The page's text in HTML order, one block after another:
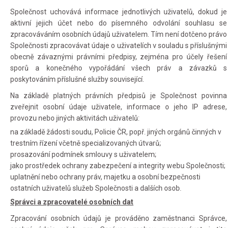
Společnost uchovává informace jednotlivých uživatelů, dokud je
aktivní jejich účet nebo do písemného odvolání souhlasu se
zpracováváním osobních údajů uživatelem. Tím není dotčeno právo
Společnosti zpracovávat údaje o uživatelích v souladu s příslušnými
obecně závaznými právními předpisy, zejména pro účely řešení
sporů a konečného vypořádání všech práv a závazků s
poskytováním příslušné služby související.
Na základě platných právních předpisů je Společnost povinna
zveřejnit osobní údaje uživatele, informace o jeho IP adrese,
provozu nebo jiných aktivitách uživatelů:
na základě žádosti soudu, Policie ČR, popř. jiných orgánů činných v
trestním řízení včetně specializovaných útvarů;
prosazování podmínek smlouvy s uživatelem;
jako prostředek ochrany zabezpečení a integrity webu Společnosti;
uplatnění nebo ochrany práv, majetku a osobní bezpečnosti
ostatních uživatelů služeb Společnosti a dalších osob.
Správci a zpracovatelé osobních dat
Zpracování osobních údajů je prováděno zaměstnanci Správce,